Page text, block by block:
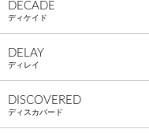
DECADE
ディケイド
DELAY
ディレイ
DISCOVERED
ディスカバード